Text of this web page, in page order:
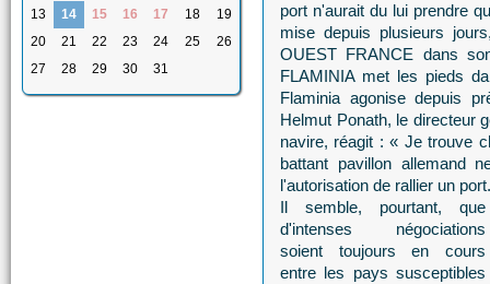
13
14 15 16 17 18
19
20
21 22 23 24 25
26
27
28 29 30 31
port n'aurait du lui prendre
mise depuis plusieurs
OUEST FRANCE dans
FLAMINIA met les pieds
Flaminia agonise depuis
Helmut Ponath, le directeur
navire, réagit : « Je trouve
battant pavillon allemand
l'autorisation de rallier un
Il semble, pourtant, que
d'intenses négociations
soient toujours en cours
entre les pays susceptibles